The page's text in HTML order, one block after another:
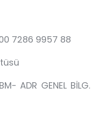
7286 9957 88
ADR GENEL BİLG.